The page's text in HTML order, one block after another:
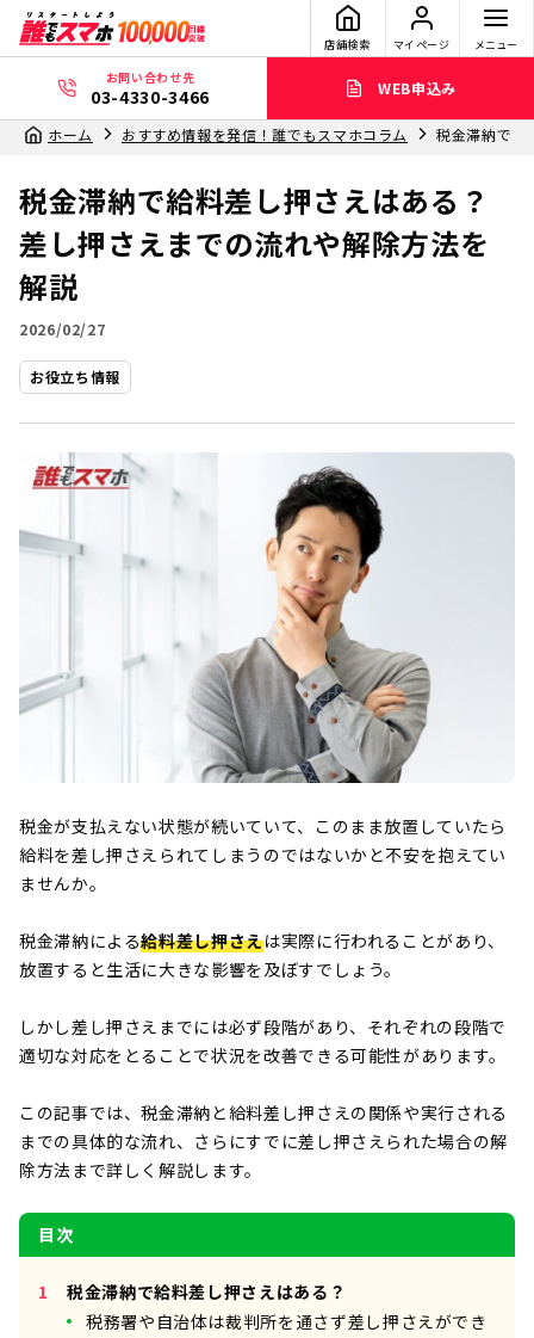
店舗検索 マイページ メニュー
お問い合わせ先
03-4330-3466 WEB申込み
ホーム おすすめ情報を発信！誰でもスマホコラム 税金滞納で給
税金滞納で給料差し押さえはある？
差し押さえまでの流れや解除方法を
解説
2026/02/27
お役立ち情報
税金が支払えない状態が続いていて、このまま放置していたら
給料を差し押さえられてしまうのではないかと不安を抱えてい
ませんか。
税金滞納による給料差し押さえは実際に行われることがあり、
放置すると生活に大きな影響を及ぼすでしょう。
しかし差し押さえまでには必ず段階があり、それぞれの段階で
適切な対応をとることで状況を改善できる可能性があります。
この記事では、税金滞納と給料差し押さえの関係や実行される
までの具体的な流れ、さらにすでに差し押さえられた場合の解
除方法まで詳しく解説します。
目次
税金滞納で給料差し押さえはある？
税務署や自治体は裁判所を通さず差し押さえができ